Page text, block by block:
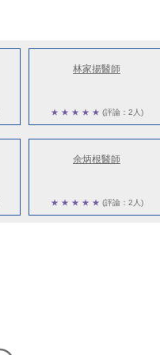
林家揚醫師
★ ★ ★ ★ ★ (評論：2人)
余炳根醫師
★ ★ ★ ★ ★ (評論：2人)